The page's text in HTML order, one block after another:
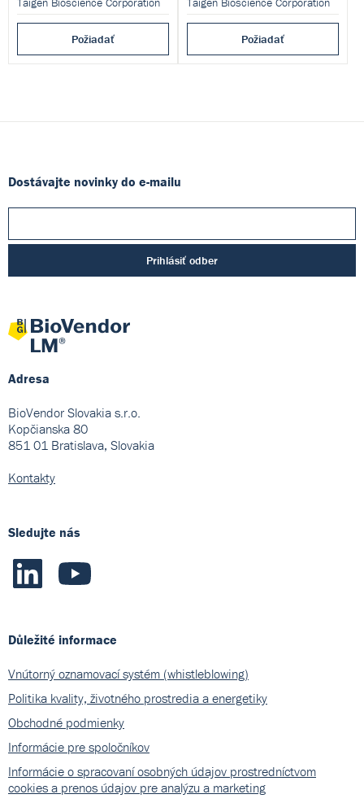
Požiadať Požiadať
Dostávajte novinky do e-mailu
Prihlásiť odber
Adresa
BioVendor Slovakia s.r.o.
Kopčianska 80
851 01 Bratislava, Slovakia
Kontakty
Sledujte nás
Důležité informace
Vnútorný oznamovací systém (whistleblowing)
Politika kvality, životného prostredia a energetiky
Obchodné podmienky
Informácie pre spoločníkov
Informácie o spracovaní osobných údajov prostredníctvom
cookies a prenos údajov pre analýzu a marketing